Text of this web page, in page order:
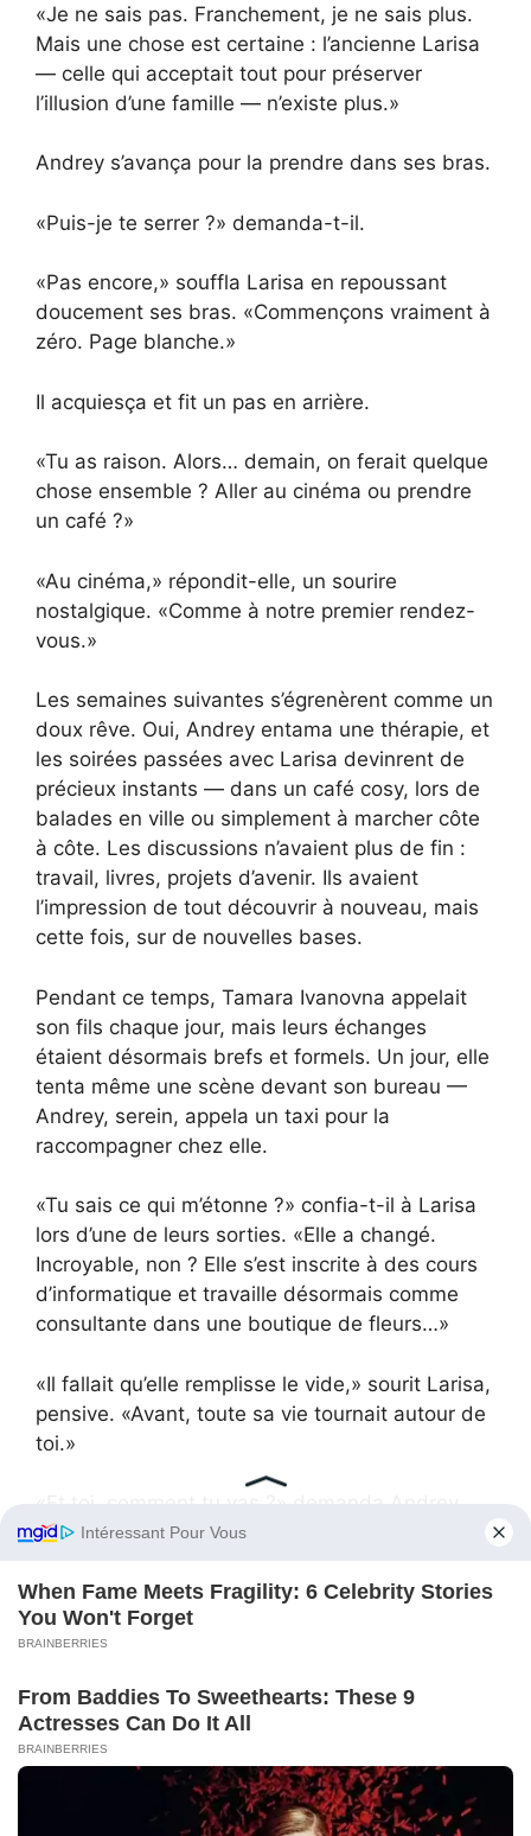
«Je ne sais pas. Franchement, je ne sais plus.
Mais une chose est certaine : l’ancienne Larisa
— celle qui acceptait tout pour préserver
l’illusion d’une famille — n’existe plus.»
Andrey s’avança pour la prendre dans ses bras.
«Puis-je te serrer ?» demanda-t-il.
«Pas encore,» souffla Larisa en repoussant
doucement ses bras. «Commençons vraiment à
zéro. Page blanche.»
Il acquiesça et fit un pas en arrière.
«Tu as raison. Alors… demain, on ferait quelque
chose ensemble ? Aller au cinéma ou prendre
un café ?»
«Au cinéma,» répondit-elle, un sourire
nostalgique. «Comme à notre premier rendez-
vous.»
Les semaines suivantes s’égrenèrent comme un
doux rêve. Oui, Andrey entama une thérapie, et
les soirées passées avec Larisa devinrent de
précieux instants — dans un café cosy, lors de
balades en ville ou simplement à marcher côte
à côte. Les discussions n’avaient plus de fin :
travail, livres, projets d’avenir. Ils avaient
l’impression de tout découvrir à nouveau, mais
cette fois, sur de nouvelles bases.
Pendant ce temps, Tamara Ivanovna appelait
son fils chaque jour, mais leurs échanges
étaient désormais brefs et formels. Un jour, elle
tenta même une scène devant son bureau —
Andrey, serein, appela un taxi pour la
raccompagner chez elle.
«Tu sais ce qui m’étonne ?» confia-t-il à Larisa
lors d’une de leurs sorties. «Elle a changé.
Incroyable, non ? Elle s’est inscrite à des cours
d’informatique et travaille désormais comme
consultante dans une boutique de fleurs…»
«Il fallait qu’elle remplisse le vide,» sourit Larisa,
pensive. «Avant, toute sa vie tournait autour de
toi.»
avec sollicitude.
«Bien,» répondit-elle, l’esprit apaisé. «Parce que
nous avons enfin appris à être nous-mêmes.